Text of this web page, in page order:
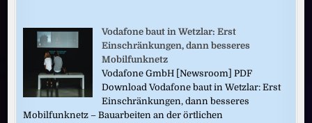
Vodafone baut in Wetzlar: Erst
Einschränkungen, dann besseres
Mobilfunknetz
Vodafone GmbH [Newsroom] PDF
Download Vodafone baut in Wetzlar: Erst
Einschränkungen, dann besseres
Mobilfunknetz – Bauarbeiten an der örtlichen